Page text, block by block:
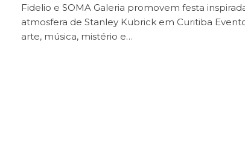
Fidelio e SOMA Galeria promovem festa
atmosfera de Stanley Kubrick em Curitiba
arte, música, mistério e…